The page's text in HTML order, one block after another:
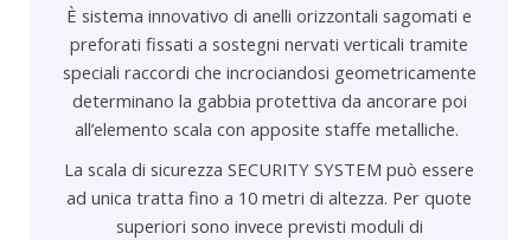
È sistema innovativo di anelli orizzontali sagomati e
preforati fissati a sostegni nervati verticali tramite
speciali raccordi che incrociandosi geometricamente
determinano la gabbia protettiva da ancorare poi
all’elemento scala con apposite staffe metalliche.
La scala di sicurezza SECURITY SYSTEM può essere
ad unica tratta fino a 10 metri di altezza. Per quote
superiori sono invece previsti moduli di